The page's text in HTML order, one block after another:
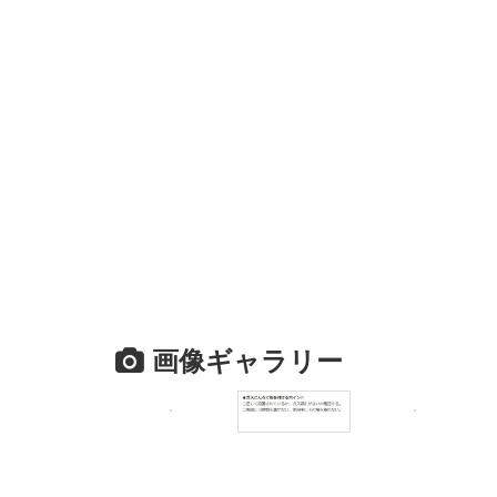
画像ギャラリー